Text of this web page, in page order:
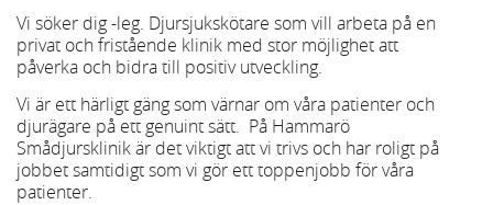
Vi söker dig -leg. Djursjukskötare som vill arbeta på en
privat och fristående klinik med stor möjlighet att
påverka och bidra till positiv utveckling.
Vi är ett härligt gäng som värnar om våra patienter och
djurägare på ett genuint sätt. På Hammarö
Smådjursklinik är det viktigt att vi trivs och har roligt på
jobbet samtidigt som vi gör ett toppenjobb för våra
patienter.